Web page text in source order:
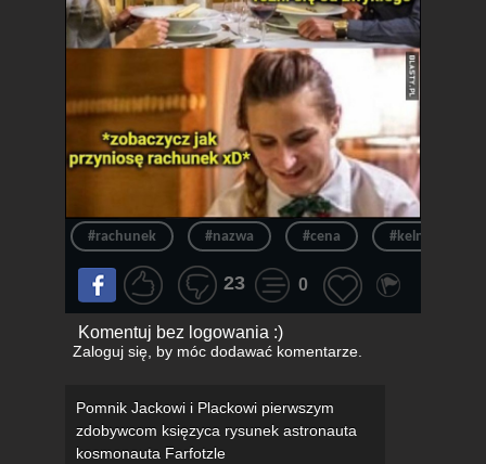
#rachunek #nazwa #cena #kelnerka
23 0
Komentuj bez logowania :)
Zaloguj się, by móc dodawać komentarze.
Pomnik Jackowi i Plackowi pierwszym
zdobywcom księzyca rysunek astronauta
kosmonauta Farfotzle